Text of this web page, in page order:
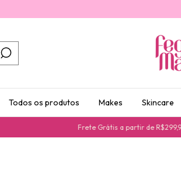
Todos os produtos Makes Skincare
Frete Grátis a partir de R$299,90